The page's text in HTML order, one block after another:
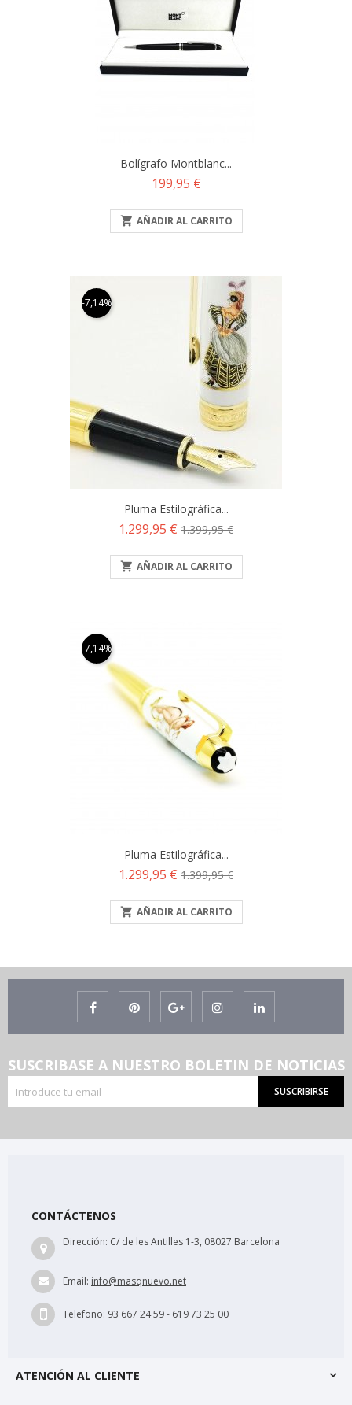
Bolígrafo Montblanc...
Precio
199,95 €
 AÑADIR AL CARRITO
-7,14%
Pluma Estilográfica...
Precio
1.299,95 € Precio
1.399,95 €
 AÑADIR AL CARRITO
-7,14%
Pluma Estilográfica...
Precio
1.299,95 € Precio
1.399,95 €
 AÑADIR AL CARRITO
SUSCRIBASE A NUESTRO BOLETIN DE NOTICIAS
SUSCRIBIRSE
CONTÁCTENOS
Dirección: C/ de les Antilles 1-3, 08027 Barcelona
Email: info@masqnuevo.net
Telefono: 93 667 24 59 - 619 73 25 00
ATENCIÓN AL CLIENTE